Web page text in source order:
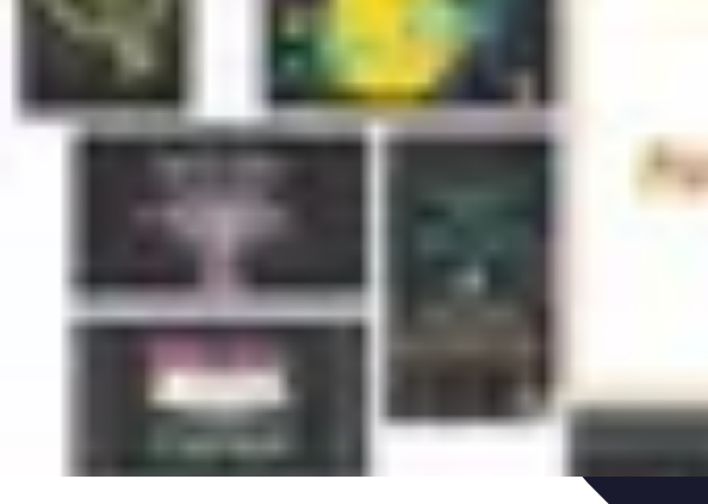
Retour en Classe
stratégiesActivités Scolaires Rentrée Scolaire Aménagement de l'Étude
Retour en Classe